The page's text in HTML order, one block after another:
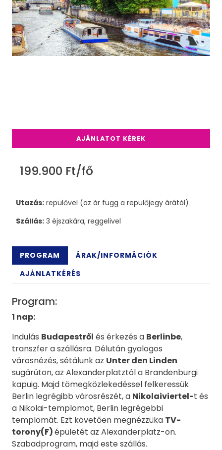
AJÁNLATOT KÉREK
199.900 Ft/fő
Utazás: repülővel (az ár függ a repülőjegy árától)
Szállás: 3 éjszakára, reggelivel
PROGRAM
ÁRAK/INFORMÁCIÓK
AJÁNLATKÉRÉS
Program:
1 nap:
Indulás Budapestről és érkezés a Berlinbe,
transzfer a szállásra. Délután gyalogos
városnézés, sétálunk az Unter den Linden
sugárúton, az Alexanderplatztól a Brandenburgi
kapuig. Majd tömegközlekedéssel felkeressük
Berlin legrégibb városrészét, a Nikolaiviertel-t és
a Nikolai-templomot, Berlin legrégebbi
templomát. Ezt követően megnézzüka TV-
torony(F)épületét az Alexanderplatz-on.
Szabadprogram, majd este szállás.